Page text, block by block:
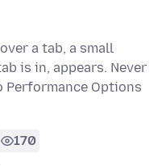
a tab, a small
is in, appears. Never
Performance Options
170